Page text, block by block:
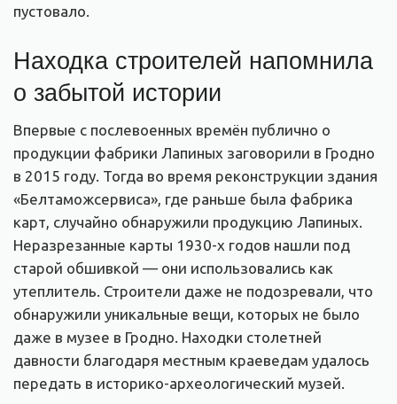
пустовало.
Находка строителей напомнила
о забытой истории
Впервые с послевоенных времён публично о
продукции фабрики Лапиных заговорили в Гродно
в 2015 году. Тогда во время реконструкции здания
«Белтаможсервиса», где раньше была фабрика
карт, случайно обнаружили продукцию Лапиных.
Неразрезанные карты 1930-х годов нашли под
старой обшивкой — они использовались как
утеплитель. Строители даже не подозревали, что
обнаружили уникальные вещи, которых не было
даже в музее в Гродно. Находки столетней
давности благодаря местным краеведам удалось
передать в историко-археологический музей.